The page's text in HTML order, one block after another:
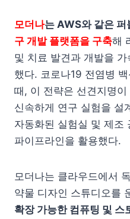
모더나는 AWS와 같은 퍼
구 개발 플랫폼을 구축해
및 치료 발견과 개발을
했다. 코로나19 전염병
때, 이 전략은 선견지명
신속하게 연구 실험을 설
자동화된 실험실 및 제조
파이프라인을 활용했다.
모더나는 클라우드에서
약물 디자인 스튜디오를
확장 가능한 컴퓨팅 및 스